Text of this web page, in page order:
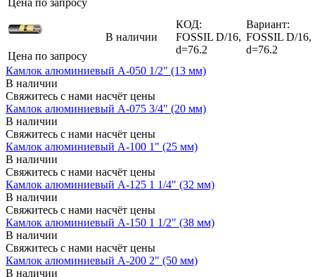
Цена по запросу
Цена по запросу
В наличии
КОД:
FOSSIL D/16,
d=76.2
Вариант:
FOSSIL D/16,
d=76.2
Камлок алюминиевый A-050 1/2" (13 мм)
В наличии
Свяжитесь с нами насчёт цены
Камлок алюминиевый A-075 3/4" (20 мм)
В наличии
Свяжитесь с нами насчёт цены
Камлок алюминиевый A-100 1" (25 мм)
В наличии
Свяжитесь с нами насчёт цены
Камлок алюминиевый A-125 1 1/4" (32 мм)
В наличии
Свяжитесь с нами насчёт цены
Камлок алюминиевый A-150 1 1/2" (38 мм)
В наличии
Свяжитесь с нами насчёт цены
Камлок алюминиевый A-200 2" (50 мм)
В наличии